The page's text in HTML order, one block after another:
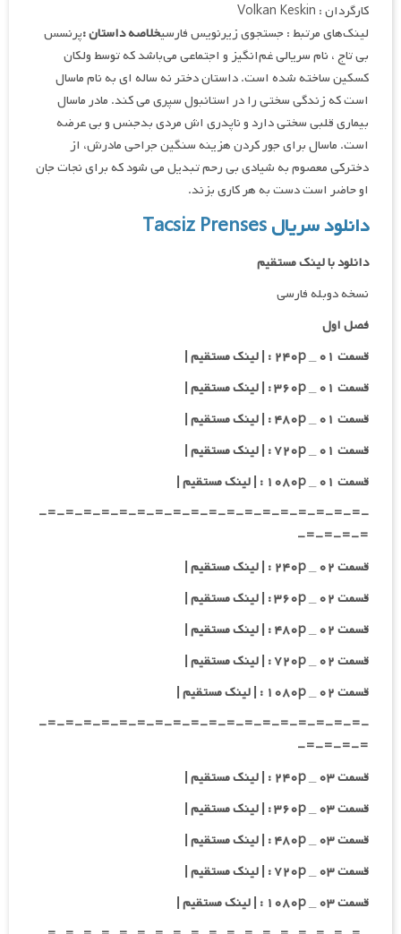
کارگردان : Volkan Keskin
لینک‌های مرتبط : جستجوی زیرنویس فارسیخلاصه داستان :پرنسس
بی تاج ، نام سریالی غم‌انگیز و اجتماعی می‌باشد که توسط ولکان
کسکین ساخته شده است. داستان دختر نه ساله ای به نام ماسال
است که زندگی سختی را در استانبول سپری می کند. مادر ماسال
بیماری قلبی سختی دارد و ناپدری اش مردی بدجنس و بی عرضه
است. ماسال برای جور کردن هزینه سنگین جراحی مادرش، از
دخترکی معصوم به شیادی بی رحم تبدیل می شود که برای نجات جان
او حاضر است دست به هر کاری بزند.
دانلود سریال Tacsiz Prenses
دانلود با لینک مستقیم
نسخه دوبله فارسی
فصل اول
قسمت ۰۱ _ ۲۴۰p : | لینک مستقیم |
قسمت ۰۱ _ ۳۶۰p : | لینک مستقیم |
قسمت ۰۱ _ ۴۸۰p : | لینک مستقیم |
قسمت ۰۱ _ ۷۲۰p : | لینک مستقیم |
قسمت ۰۱ _ ۱۰۸۰p : | لینک مستقیم |
-=-=-=-=-=-=-=-=-=-=-=-=-=-=-=-=-=-=-
=-=-=-=-
قسمت ۰۲ _ ۲۴۰p : | لینک مستقیم |
قسمت ۰۲ _ ۳۶۰p : | لینک مستقیم |
قسمت ۰۲ _ ۴۸۰p : | لینک مستقیم |
قسمت ۰۲ _ ۷۲۰p : | لینک مستقیم |
قسمت ۰۲ _ ۱۰۸۰p : | لینک مستقیم |
-=-=-=-=-=-=-=-=-=-=-=-=-=-=-=-=-=-=-
=-=-=-=-
قسمت ۰۳ _ ۲۴۰p : | لینک مستقیم |
قسمت ۰۳ _ ۳۶۰p : | لینک مستقیم |
قسمت ۰۳ _ ۴۸۰p : | لینک مستقیم |
قسمت ۰۳ _ ۷۲۰p : | لینک مستقیم |
قسمت ۰۳ _ ۱۰۸۰p : | لینک مستقیم |